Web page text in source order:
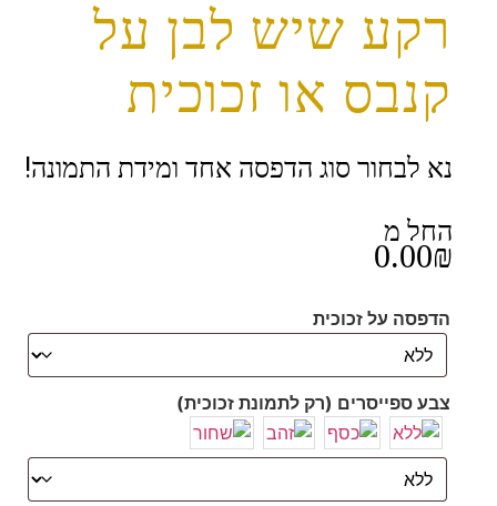
רקע שיש לבן על
קנבס או זכוכית
נא לבחור סוג הדפסה אחד ומידת התמונה!
החל מ
0.00₪
הדפסה על זכוכית
צבע ספייסרים (רק לתמונת זכוכית)